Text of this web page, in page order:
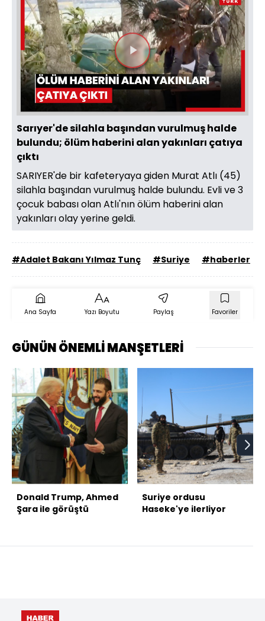
Videoyu
Oynat
Sarıyer'de silahla başından vurulmuş halde
bulundu; ölüm haberini alan yakınları çatıya
çıktı
SARIYER'de bir kafeteryaya giden Murat Atlı (45)
silahla başından vurulmuş halde bulundu. Evli ve 3
çocuk babası olan Atlı'nın ölüm haberini alan
yakınları olay yerine geldi.
#Adalet Bakanı Yılmaz Tunç #Suriye #haberler
Ana Sayfa Yazı Boyutu Paylaş Favoriler
GÜNÜN ÖNEMLİ MANŞETLERİ
Donald Trump, Ahmed
Şara ile görüştü
Suriye ordusu
Haseke'ye ilerliyor